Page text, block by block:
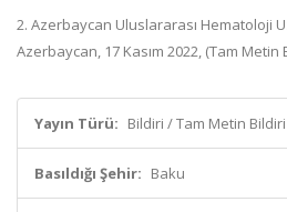
2. Azerbaycan Uluslararası Hematoloji
Azerbaycan, 17 Kasım 2022, (Tam Metin
Yayın Türü: Bildiri / Tam Metin Bildiri
Basıldığı Şehir: Baku